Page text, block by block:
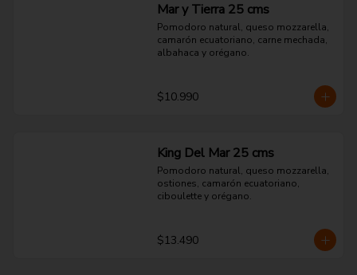
Mar y Tierra 25 cms
Pomodoro natural, queso mozzarella,
camarón ecuatoriano, carne mechada,
albahaca y orégano.
$10.990
King Del Mar 25 cms
Pomodoro natural, queso mozzarella,
ostiones, camarón ecuatoriano,
ciboulette y orégano.
$13.490